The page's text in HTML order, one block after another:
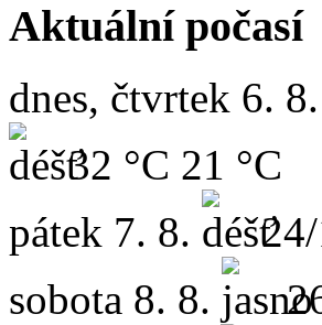
Aktuální počasí
dnes, čtvrtek 6.
32 °C 21 °C
pátek 7. 8.
sobota 8. 8.